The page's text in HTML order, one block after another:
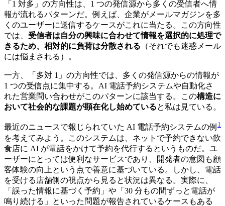
「1 対多」の方向性は、1 つの発信源から多くの受信者へ情
報が流れるパターンだ。例えば、企業がメールマガジンを多
くのユーザーに送信するケースがこれに当たる。この方向性
では、 受信者は自分の興味に合わせて情報を選択的に処理で
きるため、相対的に負荷は分散される （それでも迷惑メール
には悩まされる）。
一方、「多対 1」の方向性では、多くの発信源からの情報が
1 つの受信点に集中する。AI 電話予約システムや自動化さ
れた営業問い合わせがこのパターンに該当する。この構造に
おいて社会的な課題が顕在化し始めていると私は見ている。
最近のニュースで報じられていた AI 電話予約システムの例 1
を考えてみよう。このシステムは、ネットで予約できない飲
食店に AI が電話をかけて予約を代行するというものだ。ユ
ーザーにとっては便利なサービスであり、開発者の意図も顧
客体験の向上という点で善意に基づいている。しかし、電話
を受ける店舗側の視点から見ると状況は異なる。実際に、
「誤った情報に基づく予約」や「30 分もの間ずっと電話が
鳴り続ける」といった問題が報告されているケースもある